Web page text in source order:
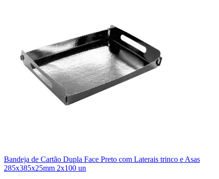
Bandeja de Cartão Dupla Face Preto com Laterais trinco e Asas
285x385x25mm 2x100 un